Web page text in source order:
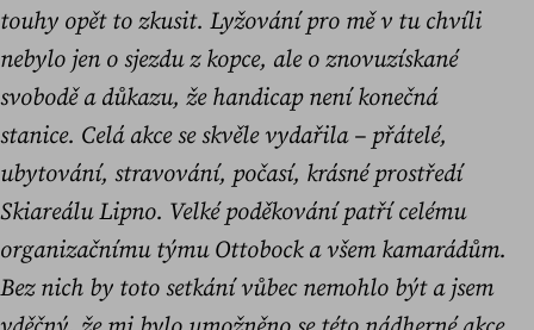
touhy opět to zkusit. Lyžování pro mě v tu chvíli
nebylo jen o sjezdu z kopce, ale o znovuzískané
svobodě a důkazu, že handicap není konečná
stanice. Celá akce se skvěle vydařila – přátelé,
ubytování, stravování, počasí, krásné prostředí
Skiareálu Lipno. Velké poděkování patří celému
organizačnímu týmu Ottobock a všem kamarádům.
Bez nich by toto setkání vůbec nemohlo být a jsem